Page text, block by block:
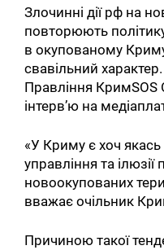
Злочинні дії рф на
повторюють
в окупованому
свавільний
Правління КримSOS
інтерв’ю на
«У Криму є хоч
управління та
новоокупованих
вважає очільник
Причиною такої